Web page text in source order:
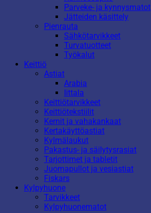
Parveke- ja kynnysmatot
Jätteiden käsittely
Pienrauta
Sähkötarvikkeet
Turvatuotteet
Työkalut
Keittiö
Astiat
Arabia
Iittala
Keittiötarvikkeet
Keittiötekstiilit
Kernit ja vahakankaat
Kertakäyttöastiat
Kylmälaukut
Pakastus- ja säilytysrasiat
Tarjottimet ja tabletit
Juomapullot ja vesiastiat
Fiskars
Kylpyhuone
Tarvikkeet
Kylpyhuonematot